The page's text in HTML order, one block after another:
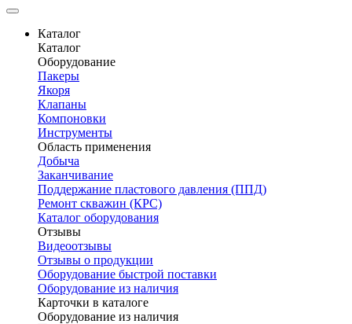
Каталог
Каталог
Оборудование
Пакеры
Якоря
Клапаны
Компоновки
Инструменты
Область применения
Добыча
Заканчивание
Поддержание пластового давления (ППД)
Ремонт скважин (КРС)
Каталог оборудования
Отзывы
Видеоотзывы
Отзывы о продукции
Оборудование быстрой поставки
Оборудование из наличия
Карточки в каталоге
Оборудование из наличия